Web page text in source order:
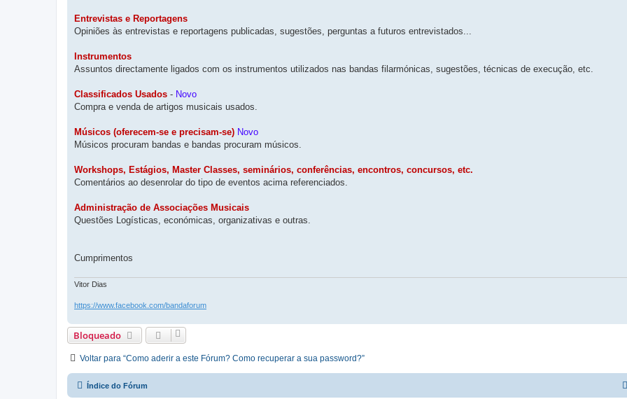
Entrevistas e Reportagens
Opiniões às entrevistas e reportagens publicadas, sugestões, perguntas a futuros entrevistados...
Instrumentos
Assuntos directamente ligados com os instrumentos utilizados nas bandas filarmónicas, sugestões, técnicas de execução, etc.
Classificados Usados - Novo
Compra e venda de artigos musicais usados.
Músicos (oferecem-se e precisam-se) Novo
Músicos procuram bandas e bandas procuram músicos.
Workshops, Estágios, Master Classes, seminários, conferências, encontros, concursos, etc.
Comentários ao desenrolar do tipo de eventos acima referenciados.
Administração de Associações Musicais
Questões Logísticas, económicas, organizativas e outras.
Cumprimentos
Vitor Dias
https://www.facebook.com/bandaforum
Bloqueado
Voltar para “Como aderir a este Fórum? Como recuperar a sua password?”
Índice do Fórum